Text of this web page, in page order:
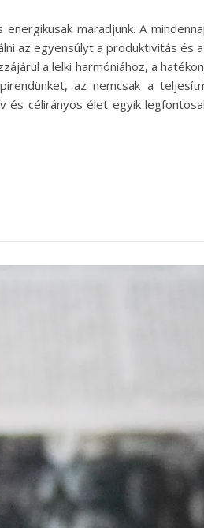
maradjunk. A
az egyensúlyt a produktivitás és
a lelki harmóniához, a
az nemcsak a
célirányos élet egyik